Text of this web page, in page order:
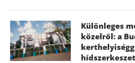
Különleges
közelről: a